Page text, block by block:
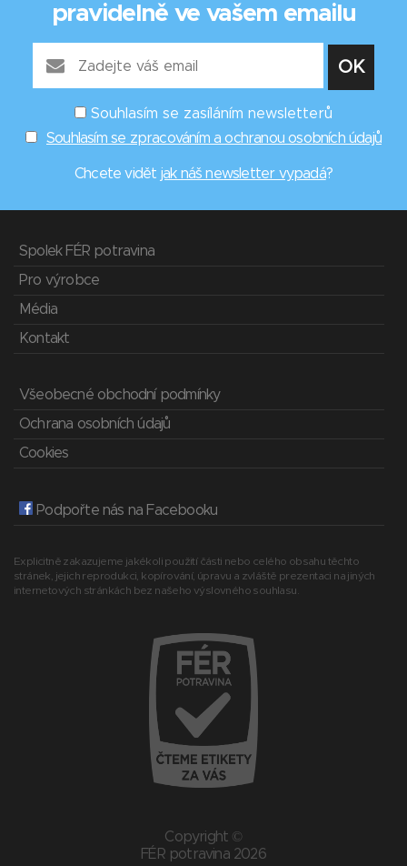
pravidelně ve vašem emailu
Souhlasím se zasíláním newsletterů
Souhlasím se zpracováním a ochranou osobních údajů
Chcete vidět jak náš newsletter vypadá?
Spolek FÉR potravina
Pro výrobce
Média
Kontakt
Všeobecné obchodní podmínky
Ochrana osobních údajů
Cookies
Podpořte nás na Facebooku
Explicitně zakazujeme jakékoli použití části nebo celého obsahu těchto
stránek, jejich reprodukci, kopírování, úpravu a zvláště prezentaci na jiných
internetových stránkách bez našeho výslovného souhlasu.
Copyright ©
FÉR potravina 2026